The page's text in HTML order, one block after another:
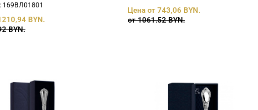
BYN.
BYN.
Цена от 743,06 BYN.
от 1061.52 BYN.